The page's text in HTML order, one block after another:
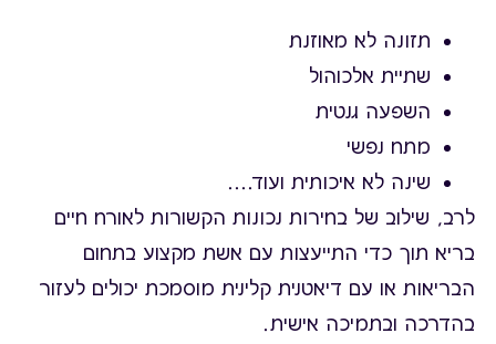
תזונה לא מאוזנת
שתיית אלכוהול
השפעה גנטית
מתח נפשי
שינה לא איכותית ועוד....
לרב, שילוב של בחירות נכונות הקשורות לאורח חיים
בריא תוך כדי התייעצות עם אשת מקצוע בתחום
הבריאות או עם דיאטנית קלינית מוסמכת יכולים לעזור
בהדרכה ובתמיכה אישית.